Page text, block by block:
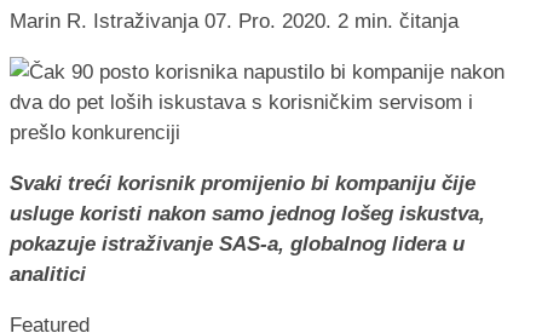
Marin R. Istraživanja 07. Pro. 2020. 2 min. čitanja
Svaki treći korisnik promijenio bi kompaniju čije
usluge koristi nakon samo jednog lošeg iskustva,
pokazuje istraživanje SAS-a, globalnog lidera u
analitici
Featured